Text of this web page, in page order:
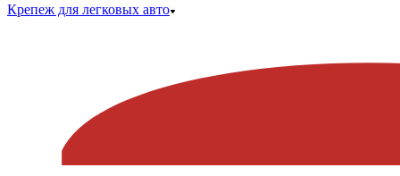
Крепеж для легковых авто